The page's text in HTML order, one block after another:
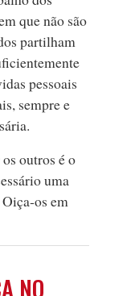
que não são
partilham
pessoais
sempre e
outros é o
uma
em
NO